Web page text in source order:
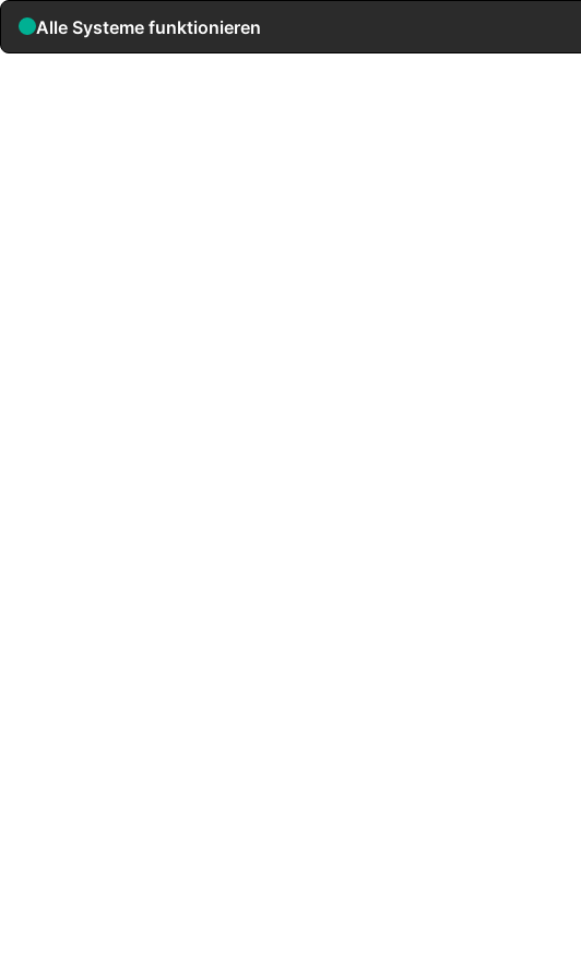
Alle Systeme funktionieren